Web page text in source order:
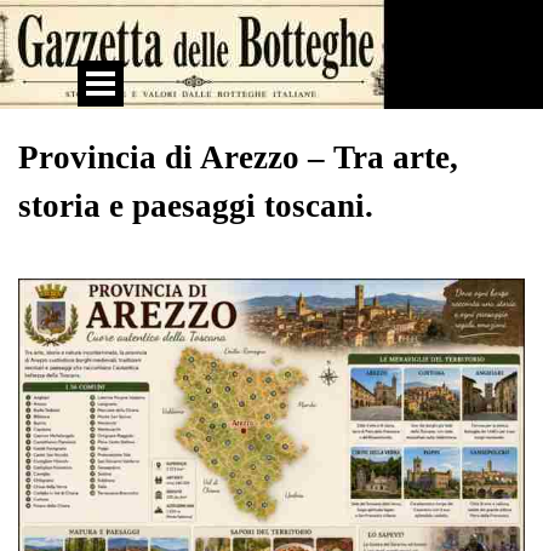
Vai ai contenuti
Salta menù
Provincia di Arezzo – Tra arte,
storia e paesaggi toscani.